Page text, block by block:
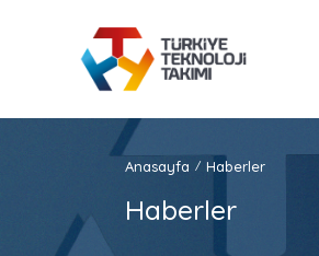
Anasayfa / Haberler
Haberler